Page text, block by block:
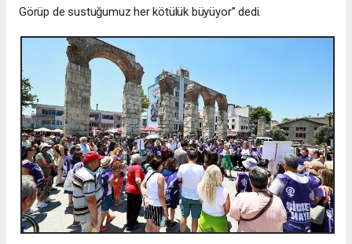
Görüp de sustuğumuz her kötülük büyüyor” dedi.